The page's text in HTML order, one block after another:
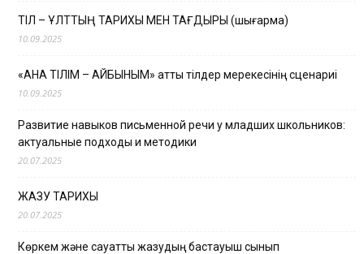
ТІЛ – ҰЛТТЫҢ ТАРИХЫ МЕН ТАҒДЫРЫ (шығарма)
10.09.2025
«АНА ТІЛІМ – АЙБЫНЫМ» атты тілдер мерекесінің сценариі
10.09.2025
Развитие навыков письменной речи у младших школьников:
актуальные подходы и методики
20.07.2025
ЖАЗУ ТАРИХЫ
20.07.2025
Көркем және сауатты жазудың бастауыш сынып